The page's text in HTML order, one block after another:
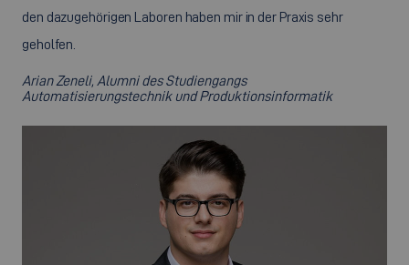
den dazugehörigen Laboren haben mir in der Praxis sehr
geholfen.
Arian Zeneli, Alumni des Studiengangs
Automatisierungstechnik und Produktionsinformatik